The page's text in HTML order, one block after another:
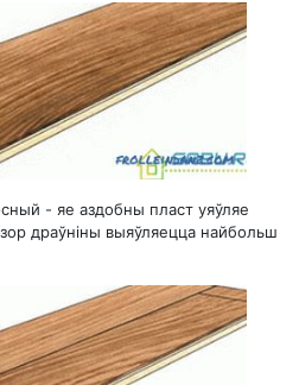
- яе аздобны пласт уяўляе
драўніны выяўляецца найбольш